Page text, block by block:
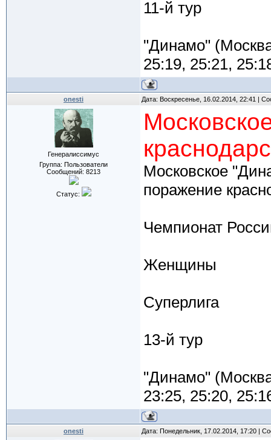
11-й тур
"Динамо"
25:19, 25:21,
onesti Дата: Воскресенье, 16.02.2014, 22:41 |
Генералиссимус
Группа: Пользователи
Сообщений: 8213
Статус:
Московское
поражение
Чемпионат
Женщины
Суперлига
13-й тур
"Динамо"
23:25, 25:20,
onesti Дата: Понедельник, 17.02.2014, 17:20 |